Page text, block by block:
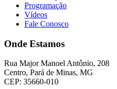
Programação
Vídeos
Fale Conosco
Onde Estamos
Rua Major Manoel Antônio, 208
Centro, Pará de Minas, MG
CEP: 35660-010